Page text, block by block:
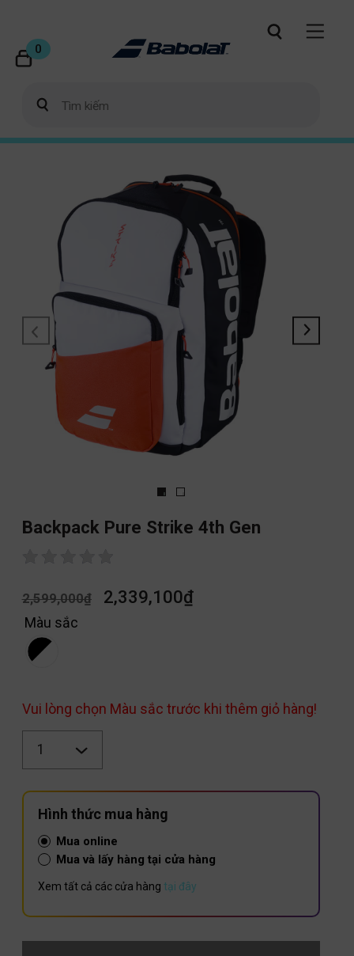
0
Backpack Pure Strike 4th Gen
2,599,000₫ 2,339,100₫
Màu sắc
Vui lòng chọn Màu sắc trước khi thêm giỏ hàng!
lượng
Hình thức mua hàng
Mua online
Mua và lấy hàng tại cửa hàng
Xem tất cả các cửa hàng tại đây